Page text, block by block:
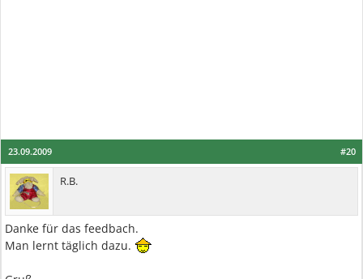
#20
23.09.2009
R.B.
Danke für das feedbach.
Man lernt täglich dazu.